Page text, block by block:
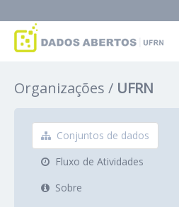
Grupos
Sobre
Organizações UFRN
Conjuntos de dados
Fluxo de Atividades
Sobre